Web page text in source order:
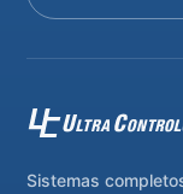
Sistemas